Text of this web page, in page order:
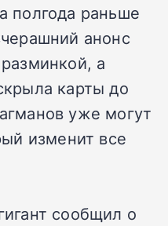
полгода раньше
анонс
а
карты до
уже могут
изменит все
сообщил о